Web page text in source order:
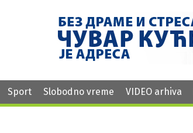
Sport Slobodno vreme VIDEO arhiva